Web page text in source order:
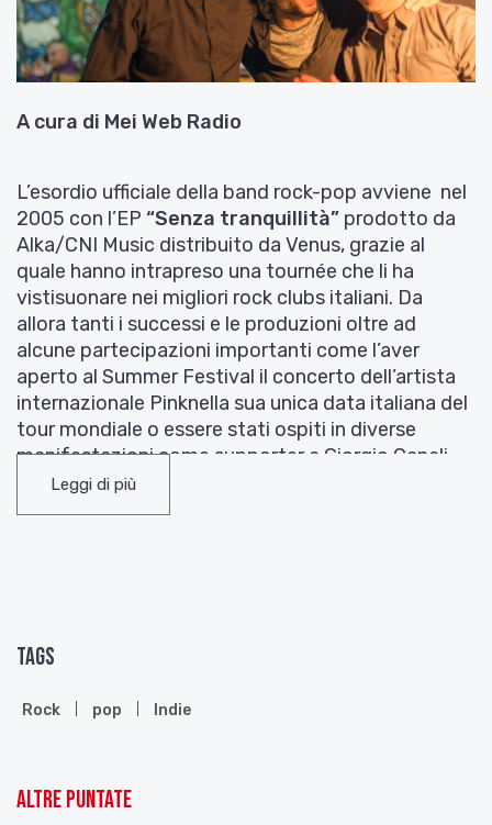
A cura di Mei Web Radio
L’esordio ufficiale della band rock-pop avviene nel
2005 con l’EP “Senza tranquillità” prodotto da
Alka/CNI Music distribuito da Venus, grazie al
quale hanno intrapreso una tournée che li ha
vistisuonare nei migliori rock clubs italiani. Da
allora tanti i successi e le produzioni oltre ad
alcune partecipazioni importanti come l’aver
aperto al Summer Festival il concerto dell’artista
internazionale Pinknella sua unica data italiana del
tour mondiale o essere stati ospiti in diverse
manifestazioni come supporter a Giorgio Canali,
Malfunk, Virginiana Miller, 99 Posse e Le Mani. Il
loro nuovo album si intitola
Leggi di più
Tags
Rock pop Indie
Altre puntate